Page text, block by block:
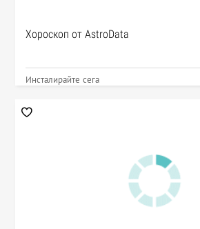
Хороскоп от AstroData
Инсталирайте сега